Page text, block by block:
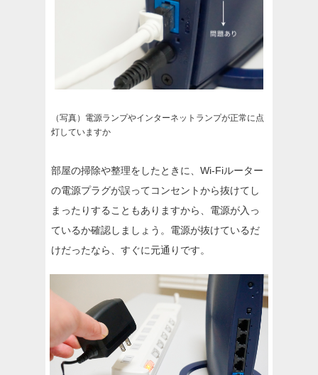
（写真）電源ランプやインターネットランプが正常に点
灯していますか
部屋の掃除や整理をしたときに、Wi-Fiルーター
の電源プラグが誤ってコンセントから抜けてし
まったりすることもありますから、電源が入っ
ているか確認しましょう。電源が抜けているだ
けだったなら、すぐに元通りです。